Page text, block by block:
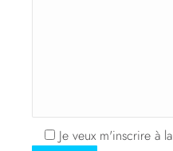
Je veux m'inscrire à